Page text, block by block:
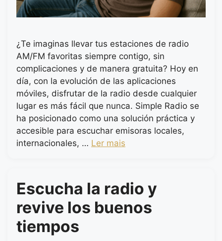
¿Te imaginas llevar tus estaciones de radio
AM/FM favoritas siempre contigo, sin
complicaciones y de manera gratuita? Hoy en
día, con la evolución de las aplicaciones
móviles, disfrutar de la radio desde cualquier
lugar es más fácil que nunca. Simple Radio se
ha posicionado como una solución práctica y
accesible para escuchar emisoras locales,
internacionales, … Ler mais
Escucha la radio y
revive los buenos
tiempos